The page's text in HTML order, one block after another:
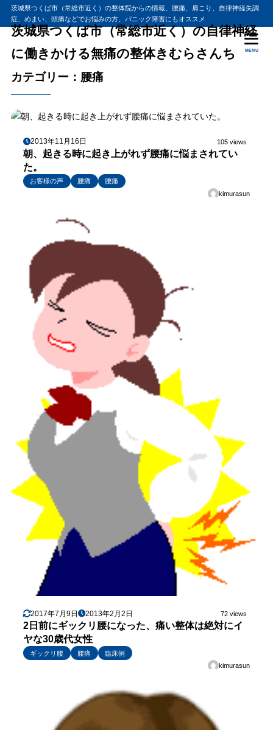
茨城県つくば市（常総市近く）の整体院からの情報、腰痛、肩こり、自律神経失調
症、めまい、頭痛などでお悩みの方、パニック障害にもオススメ
茨城県つくば市（常総市近く）の自律神経
に働きかける無痛の整体きむらさんち
MENU
カテゴリー：腰痛
2013年11月16日 105 views
朝、起きる時に起き上がれず腰痛に悩まされてい
た。
お客様の声 腰痛
腰痛
kimurasun
2017年7月9日 2013年2月2日 72 views
2日前にギックリ腰になった、痛い整体は絶対にイ
ヤな30歳代女性
ギックリ腰 腰痛
臨床例
kimurasun